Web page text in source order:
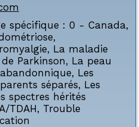
spécifique : 0 - Canada,
,
, La maladie
Parkinson, La peau
, Les
séparés, Les
spectres hérités
TDAH, Trouble